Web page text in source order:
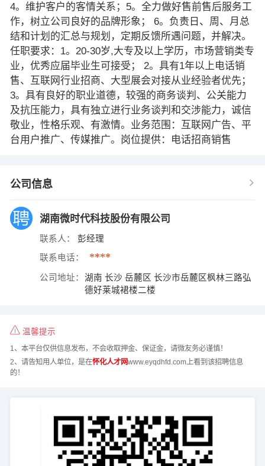
4。维护客户的客情关系；5。全力做好售前售后服务工
作，树立公司良好的品牌形象； 6。负责日、周、月总
结和计划的汇总与规划，定期反馈所遇问题，并解决。
任职要求：1。20-30岁,大专及以上学历，市场营销类专
业，优秀应届毕业生可接受； 2。具有1年以上电话销
售、互联网行业招商、大型展会对接从业经验者优先；
3。具有良好的职业道德，较强的商务谈判、公关能力
及抗压能力，具有独立进行业务谈判和交涉能力，诚信
敬业，性格乐观、有激情。业务范围：互联网广告、平
台用户推广、传媒推广。岗位提供：电话招商销售
公司信息
湖南微时代科技股份有限公司
联系人： 彭经理
联系电话： ****
公司地址：
湖南 长沙 岳麓区 长沙市岳麓区枫林三路弘
德好莱城裙楼二楼
温馨提示
1、本平台仅供信息发布，不会收取押金、保证金，请微友务必谨慎！
2、请告知用人单位，是在怀化人才网www.eyqdhfd.com上看到该招聘信息
的！